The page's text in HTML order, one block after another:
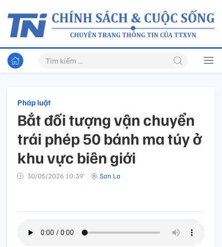
Pháp luật
Bắt đối tượng vận chuyển
trái phép 50 bánh ma túy ở
khu vực biên giới
30/05/2026 10:39’ Sơn La